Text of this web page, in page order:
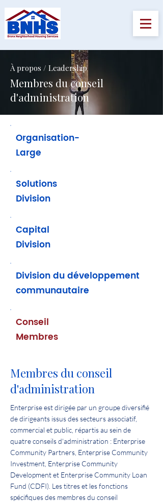
À propos / Leadership
Membres du conseil
d'administration
Organisation-
Large
Solutions
Division
Capital
Division
Division du développement
communautaire
Conseil
Membres
Membres du conseil
d'administration
Enterprise est dirigée par un groupe diversifié
de dirigeants issus des secteurs associatif,
commercial et public, répartis au sein de
quatre conseils d'administration : Enterprise
Community Partners, Enterprise Community
Investment, Enterprise Community
Development et Enterprise Community Loan
Fund (CDFI). Les titres et les fonctions
spécifiques des membres du conseil